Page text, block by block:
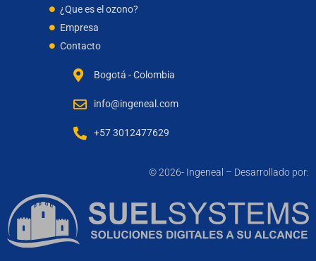
¿Que es el ozono?
Empresa
Contacto
Bogotá - Colombia
info@ingeneal.com
+57 3012477629
© 2026- Ingeneal – Desarrollado por: